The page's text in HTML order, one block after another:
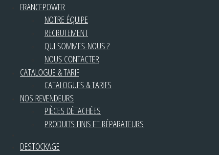
FRANCEPOWER
NOTRE ÉQUIPE
RECRUTEMENT
QUI SOMMES-NOUS ?
NOUS CONTACTER
CATALOGUE & TARIF
CATALOGUES & TARIFS
NOS REVENDEURS
PIÈCES DÉTACHÉES
PRODUITS FINIS ET RÉPARATEURS
DESTOCKAGE